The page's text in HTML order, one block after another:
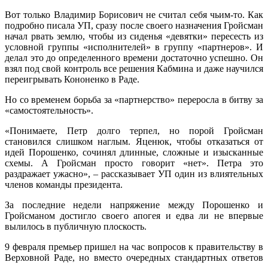
Вот только Владимир Борисович не считал себя чьим-то. Как
подробно писала УП, сразу после своего назначения Гройсман
начал рвать землю, чтобы из сиденья «девятки» пересесть из
условной группы «исполнителей» в группу «партнеров». И
делал это до определенного времени достаточно успешно. Он
взял под свой контроль все решения Кабмина и даже научился
переигрывать Кононенко в Раде.
Но со временем борьба за «партнерство» переросла в битву за
«самостоятельность».
«Понимаете, Петр долго терпел, но порой Гройсман
становился слишком наглым. Яценюк, чтобы отказаться от
идей Порошенко, сочинял длинные, сложные и изысканные
схемы. А Гройсман просто говорит «нет». Петра это
раздражает ужасно», – рассказывает УП один из влиятельных
членов команды президента.
За последние недели напряжение между Порошенко и
Гройсманом достигло своего апогея и едва ли не впервые
вылилось в публичную плоскость.
9 февраля премьер пришел на час вопросов к правительству в
Верховной Раде, но вместо очередных стандартных ответов